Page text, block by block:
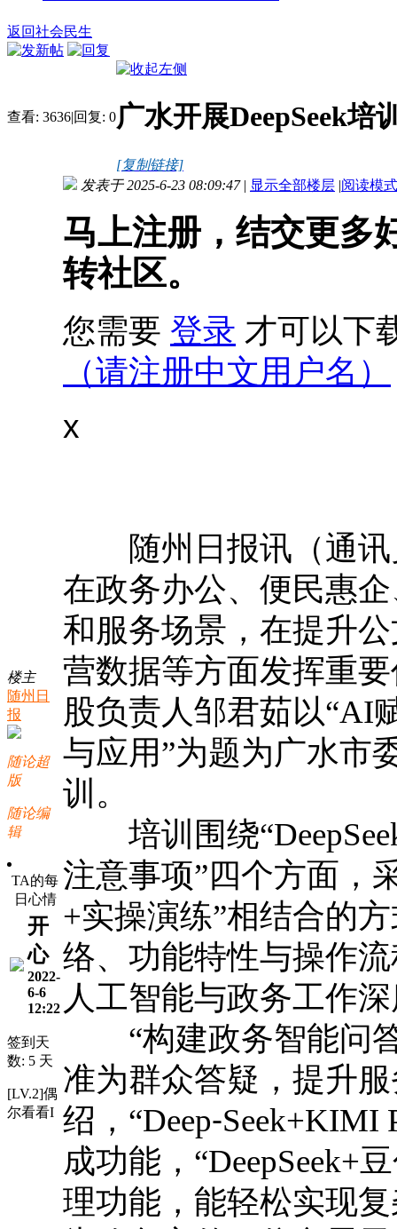
返回社会民生
查看: 3636|回复: 0广水开展DeepSeek培
[复制链接]
楼主
随州日
报
随论超
版
随论编
辑
TA的每
日心情
开
心
2022-
6-6
12:22
签到天
数: 5 天
[LV.2]偶
尔看看I
发表于 2025-6-23 08:09:47 | 显示全部楼层 |阅读模式
马上注册，结交更多
转社区。
您需要 登录 才可以下
（请注册中文用户名）
x
随州日报讯（通讯
在政务办公、便民惠
和服务场景，在提升
营数据等方面发挥重
股负责人邹君茹以“AI
与应用”为题为广水市
训。
培训围绕
注意事项”四个方面，
+实操演练”相结合的
络、功能特性与操作
人工智能与政务工作
“构建政务智能问答
准为群众答疑，提升
绍，
成功能，“DeepSeek+
理功能，能轻松实现